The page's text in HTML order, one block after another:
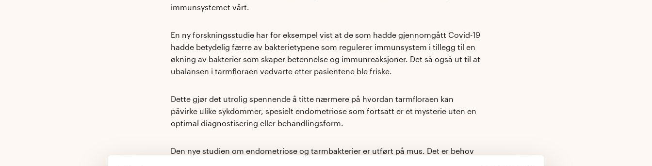
immunsystemet vårt.
En ny forskningsstudie har for eksempel vist at de som hadde gjennomgått Covid-19
hadde betydelig færre av bakterietypene som regulerer immunsystem i tillegg til en
økning av bakterier som skaper betennelse og immunreaksjoner. Det så også ut til at
ubalansen i tarmfloraen vedvarte etter pasientene ble friske.
Dette gjør det utrolig spennende å titte nærmere på hvordan tarmfloraen kan
påvirke ulike sykdommer, spesielt endometriose som fortsatt er et mysterie uten en
optimal diagnostisering eller behandlingsform.
Den nye studien om endometriose og tarmbakterier er utført på mus. Det er behov